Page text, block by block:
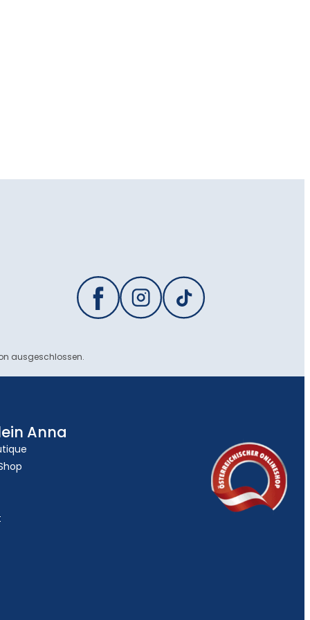
ausgeschlossen.
Anna